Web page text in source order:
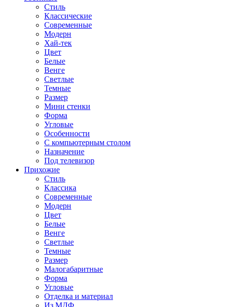
Стиль
Классические
Современные
Модерн
Хай-тек
Цвет
Белые
Венге
Светлые
Темные
Размер
Мини стенки
Форма
Угловые
Особенности
С компьютерным столом
Назначение
Под телевизор
Прихожие
Стиль
Классика
Современные
Модерн
Цвет
Белые
Венге
Светлые
Темные
Размер
Малогабаритные
Форма
Угловые
Отделка и материал
Из МДФ